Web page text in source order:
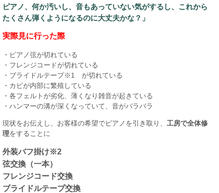
ピアノ、何か汚いし、音もあっていない気がするし、これから
たくさん弾くようになるのに大丈夫かな？」
実際見に行った際
・ピアノ弦が切れている
・フレンジコードが切れている
・ブライドルテープ※1 が切れている
・カビが内部に繁殖している
・各フェルトが劣化、薄くなり雑音が起きている
・ハンマーの溝が深くなっていて、音がバラバラ
現状をお伝えし、お客様の希望でピアノを引き取り、 工房で全体修
理をすることに
外装バフ掛け※2
弦交換（一本）
フレンジコード交換
ブライドルテープ交換